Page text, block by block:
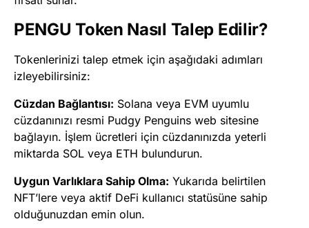
PENGU Token Nasıl Talep Edilir?
Tokenlerinizi talep etmek için aşağıdaki adımları
izleyebilirsiniz:
Cüzdan Bağlantısı: Solana veya EVM uyumlu
cüzdanınızı resmi Pudgy Penguins web sitesine
bağlayın. İşlem ücretleri için cüzdanınızda yeterli
miktarda SOL veya ETH bulundurun.
Uygun Varlıklara Sahip Olma: Yukarıda belirtilen
NFT’lere veya aktif DeFi kullanıcı statüsüne sahip
olduğunuzdan emin olun.